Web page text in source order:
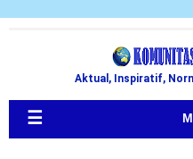
Aktual, Inspiratif,
☰